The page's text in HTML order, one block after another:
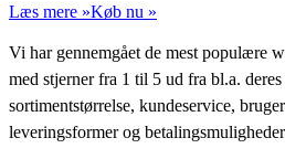
Læs mere »Køb nu »
Vi har gennemgået de mest populære
med stjerner fra 1 til 5 ud fra bl.a.
sortimentstørrelse, kundeservice,
leveringsformer og